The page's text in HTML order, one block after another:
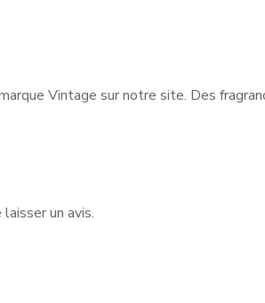
Vintage sur notre site. Des
un avis.